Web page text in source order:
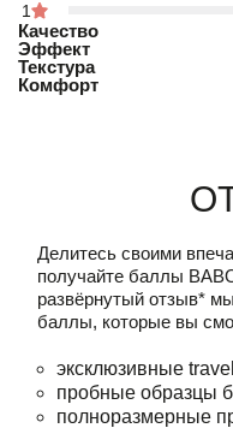
1
Качество
Эффект
Текстура
Комфорт
Делитесь своими
получайте баллы
развёрнутый отзыв*
баллы, которые вы
эксклюзивные
пробные образцы
полноразмерные